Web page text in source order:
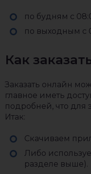
по будням с
по выходным с
Как
Заказать онлайн
главное иметь
подробней, что для
Итак:
Скачиваем
Либо
разделе выше).